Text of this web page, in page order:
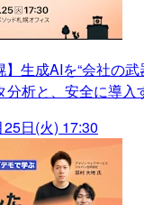
】生成AIを“会社の
分析と、安全に導入
日(火) 17:30